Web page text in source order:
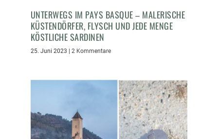
UNTERWEGS IM PAYS BASQUE – MALERISCHE
KÜSTENDÖRFER, FLYSCH UND JEDE MENGE
KÖSTLICHE SARDINEN
25. Juni 2023 2 Kommentare